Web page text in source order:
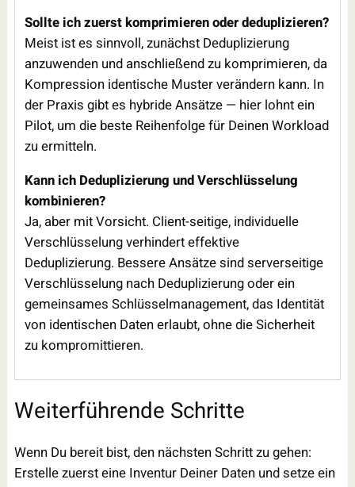
Sollte ich zuerst komprimieren oder deduplizieren?
Meist ist es sinnvoll, zunächst Deduplizierung
anzuwenden und anschließend zu komprimieren, da
Kompression identische Muster verändern kann. In
der Praxis gibt es hybride Ansätze — hier lohnt ein
Pilot, um die beste Reihenfolge für Deinen Workload
zu ermitteln.
Kann ich Deduplizierung und Verschlüsselung
kombinieren?
Ja, aber mit Vorsicht. Client-seitige, individuelle
Verschlüsselung verhindert effektive
Deduplizierung. Bessere Ansätze sind serverseitige
Verschlüsselung nach Deduplizierung oder ein
gemeinsames Schlüsselmanagement, das Identität
von identischen Daten erlaubt, ohne die Sicherheit
zu kompromittieren.
Weiterführende Schritte
Wenn Du bereit bist, den nächsten Schritt zu gehen:
Erstelle zuerst eine Inventur Deiner Daten und setze ein